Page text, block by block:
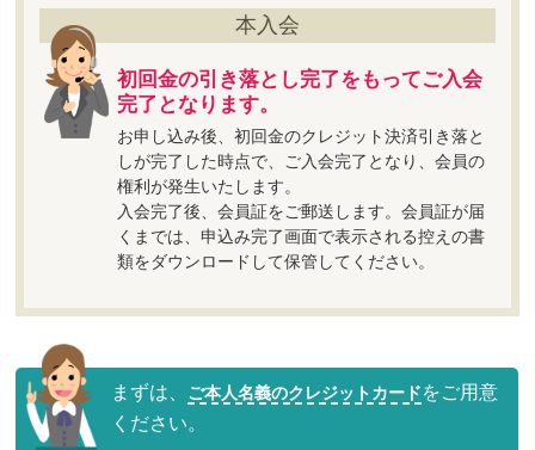
本入会
初回金の引き落とし完了をもってご入会
完了となります。
お申し込み後、初回金のクレジット決済引き落と
しが完了した時点で、ご入会完了となり、会員の
権利が発生いたします。
入会完了後、会員証をご郵送します。会員証が届
くまでは、申込み完了画面で表示される控えの書
類をダウンロードして保管してください。
まずは、 ご本人名義のクレジットカードをご用意
ください。